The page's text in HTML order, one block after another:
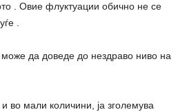
. Овие флуктуации обично не се
.
да доведе до нездраво ниво на
во мали количини, ја зголемува